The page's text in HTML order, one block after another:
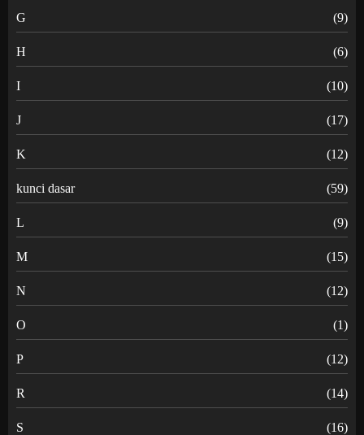
G (9)
H (6)
I (10)
J (17)
K (12)
kunci dasar (59)
L (9)
M (15)
N (12)
O (1)
P (12)
R (14)
S (16)